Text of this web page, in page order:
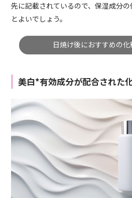
先に記載されているので、保湿成分
とよいでしょう。
日焼け後におすすめの
美白*有効成分が配合された